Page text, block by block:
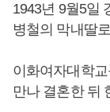
1943년 9월5일
병철의 막내딸
이화여자대학
만나 결혼한 뒤